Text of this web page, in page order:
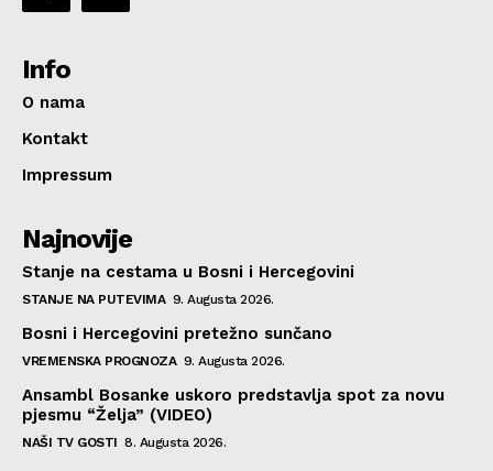
Info
O nama
Kontakt
Impressum
Najnovije
Stanje na cestama u Bosni i Hercegovini
STANJE NA PUTEVIMA 9. Augusta 2026.
Bosni i Hercegovini pretežno sunčano
VREMENSKA PROGNOZA 9. Augusta 2026.
Ansambl Bosanke uskoro predstavlja spot za novu
pjesmu “Želja” (VIDEO)
NAŠI TV GOSTI 8. Augusta 2026.